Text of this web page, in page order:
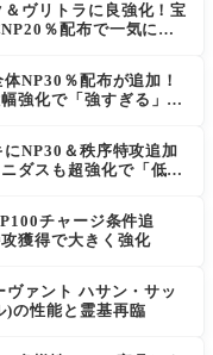
＆ヴリトラに良強化！宝
％配布で一気に使
NP30％配布が追加！
強化で「強すぎる」の
にNP30＆秩序特攻追加
ダスも超強化で「低レ
チャージ条件追
獲得で大きく強化
ヴァント ハサン・サッ
)の性能と霊基再臨